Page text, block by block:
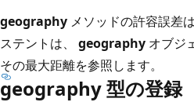
geography メソッドの許容誤差
ステントは、 geography オブジ
その最大距離を参照します。
geography 型の登録